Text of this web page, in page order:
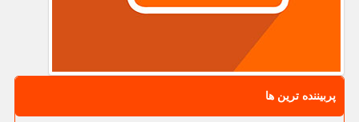
پربیننده ترین ها